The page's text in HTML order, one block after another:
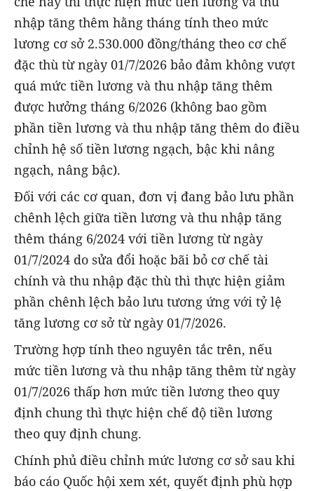
nhập tăng thêm hằng tháng tính theo mức
lương cơ sở 2.530.000 đồng/tháng theo cơ chế
đặc thù từ ngày 01/7/2026 bảo đảm không vượt
quá mức tiền lương và thu nhập tăng thêm
được hưởng tháng 6/2026 (không bao gồm
phần tiền lương và thu nhập tăng thêm do điều
chỉnh hệ số tiền lương ngạch, bậc khi nâng
ngạch, nâng bậc).
Đối với các cơ quan, đơn vị đang bảo lưu phần
chênh lệch giữa tiền lương và thu nhập tăng
thêm tháng 6/2024 với tiền lương từ ngày
01/7/2024 do sửa đổi hoặc bãi bỏ cơ chế tài
chính và thu nhập đặc thù thì thực hiện giảm
phần chênh lệch bảo lưu tương ứng với tỷ lệ
tăng lương cơ sở từ ngày 01/7/2026.
Trường hợp tính theo nguyên tắc trên, nếu
mức tiền lương và thu nhập tăng thêm từ ngày
01/7/2026 thấp hơn mức tiền lương theo quy
định chung thì thực hiện chế độ tiền lương
theo quy định chung.
Chính phủ điều chỉnh mức lương cơ sở sau khi
báo cáo Quốc hội xem xét, quyết định phù hợp